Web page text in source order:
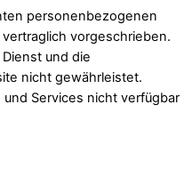
personenbezogenen
vorgeschrieben.
und die
nicht gewährleistet.
Services nicht verfügbar